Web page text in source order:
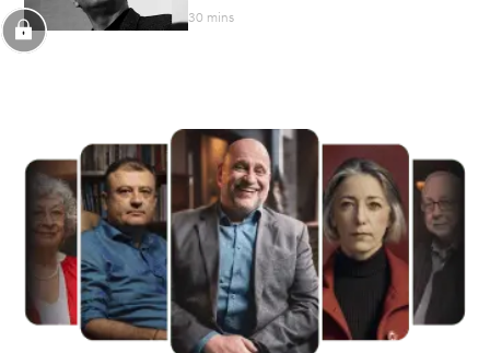
30 mins